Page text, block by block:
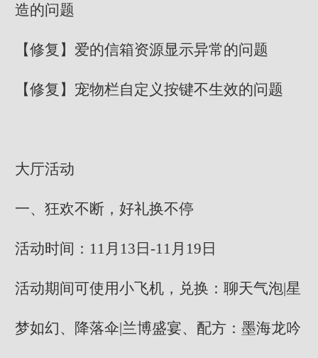
造的问题
【修复】爱的信箱资源显示异常的问题
【修复】宠物栏自定义按键不生效的问题
大厅活动
一、狂欢不断，好礼换不停
活动时间：11月13日-11月19日
活动期间可使用小飞机，兑换：聊天气泡|星
梦如幻、降落伞|兰博盛宴、配方：墨海龙吟